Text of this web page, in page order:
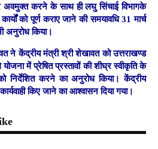
करने के साथ ही लघु सिंचाई विभागके
को पूर्ण कराए जाने की समयावधि 31 मार्च
अनुरोध किया।
ने केंद्रीय मंत्री श्री शेखावत को उत्तराखण्ड
योजना में प्रेषित प्रस्तावों की शीघ्र स्वीकृति के
निर्देशित करने का अनुरोध किया। केंद्रीय
किए जाने का आश्वासन दिया गया।